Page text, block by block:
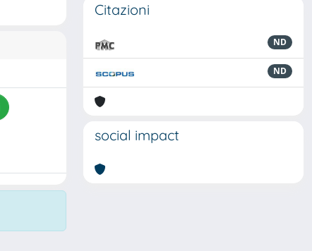
Citazioni
ND
ND
social impact